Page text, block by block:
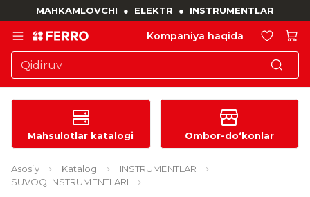
MAHKAMLOVCHI ● ELEKTR ● INSTRUMENTLAR
Kompaniya haqida
Mahsulotlar katalogi Ombor-do‘konlar
Asosiy Katalog
INSTRUMENTLAR
SUVOQ INSTRUMENTLARI